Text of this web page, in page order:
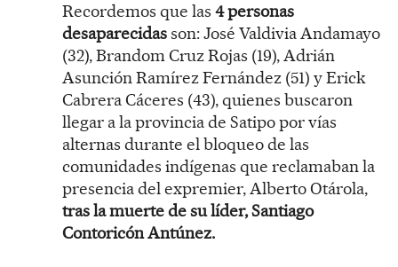
Recordemos que las 4 personas
desaparecidasson: José Valdivia Andamayo
(32), Brandom Cruz Rojas (19), Adrián
Asunción Ramírez Fernández (51) y Erick
Cabrera Cáceres (43), quienes buscaron
llegar a la provincia de Satipo por vías
alternas durante el bloqueo de las
comunidades indígenas que reclamaban la
presencia del expremier, Alberto Otárola,
tras la muerte de su líder, Santiago
Contoricón Antúnez.